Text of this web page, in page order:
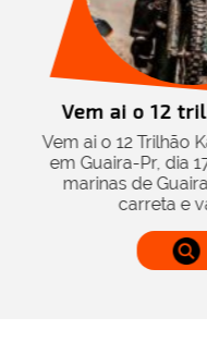
Kate...
da Lama
2024, nas
de 1